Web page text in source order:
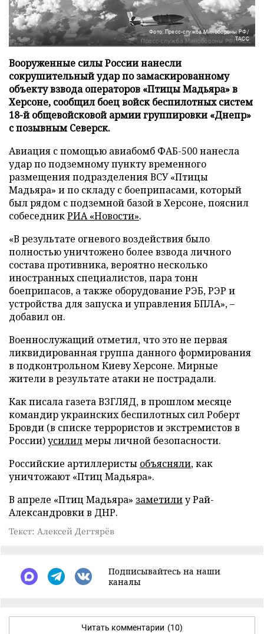
Фото: Пресс-служба Минобороны РФ/
ТАСС
Вооруженные силы России нанесли
сокрушительный удар по замаскированному
объекту взвода операторов «Птицы Мадьяра» в
Херсоне, сообщил боец войск беспилотных систем
18-й общевойсковой армии группировки «Днепр»
с позывным Северск.
Авиация с помощью авиабомб ФАБ-500 нанесла
удар по подземному пункту временного
размещения подразделения ВСУ «Птицы
Мадьяра» и по складу с боеприпасами, который
был рядом с подземной базой в Херсоне, пояснил
собеседникРИА «Новости».
«В результате огневого воздействия было
полностью уничтожено более взвода личного
состава противника, вероятно несколько
иностранных специалистов, пара тонн
боеприпасов, а также оборудование РЭБ, РЭР и
устройства для запуска и управления БПЛА», –
добавил он.
Военнослужащий отметил, что это не первая
ликвидированная группа данного формирования
в подконтрольном Киеву Херсоне. Мирные
жители в результате атаки не пострадали.
Как писала газета ВЗГЛЯД, в прошлом месяце
командир украинских беспилотных сил Роберт
Бровди (в списке террористов и экстремистов в
России)усилилмеры личной безопасности.
Российские артиллеристы объясняли, как
уничтожают «Птиц Мадьяра».
В апреле «Птиц Мадьяра» заметилиу Рай-
Александровки в ДНР.
Текст: Алексей Дегтярёв
Подписывайтесь на наши
каналы
Читать комментарии (10)